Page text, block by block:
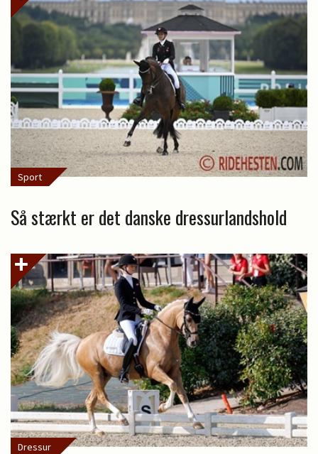
Sport
Så stærkt er det danske dressurlandshold
Dressur